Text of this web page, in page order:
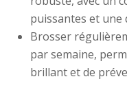
puissantes et une
Brosser
par semaine,
brillant et de